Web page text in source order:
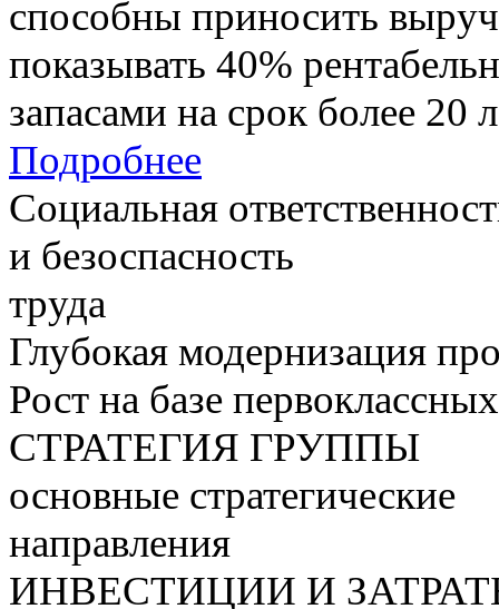
способны приносить
показывать 40%
запасами на срок более 20
Подробнее
Социальная
и безоспасность
труда
Глубокая модернизация
Рост на базе
СТРАТЕГИЯ ГРУППЫ
основные стратегические
направления
ИНВЕСТИЦИИ И